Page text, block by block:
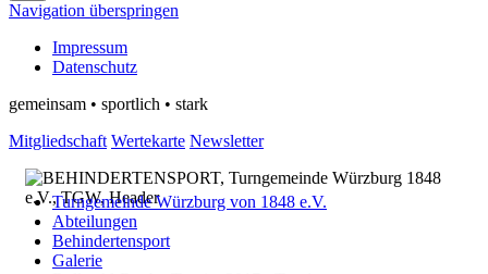
Navigation überspringen
Impressum
Datenschutz
gemeinsam • sportlich • stark
Mitgliedschaft Wertekarte Newsletter
Turngemeinde Würzburg von 1848 e.V.
Abteilungen
Behindertensport
Galerie